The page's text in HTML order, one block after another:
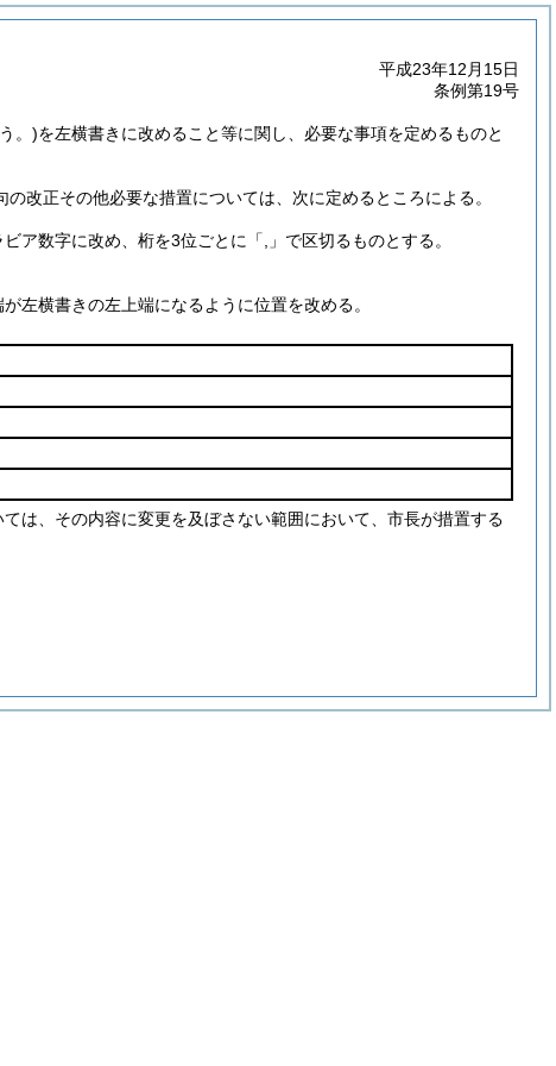
平成23年12月15日
条例第19号
。)を左横書きに改めること等に関し、必要な事項を定めるものと
改正その他必要な措置については、次に定めるところによる。
ア数字に改め、桁を3位ごとに「,」で区切るものとする。
左横書きの左上端になるように位置を改める。
は、その内容に変更を及ぼさない範囲において、市長が措置する